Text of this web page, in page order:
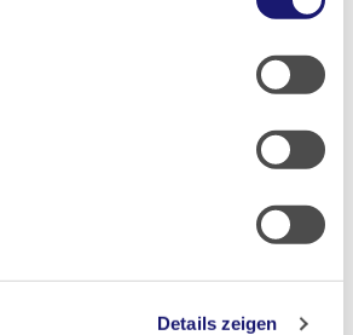
Details zeigen